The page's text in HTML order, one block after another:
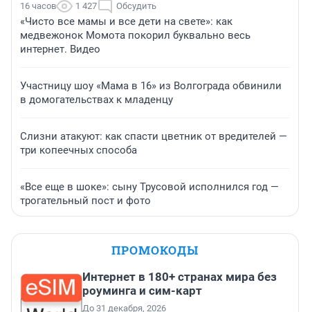
16 часов 1 427 Обсудить
«Чисто все мамы и все дети на свете»: как
медвежонок Момота покорил буквально весь
интернет. Видео
Участницу шоу «Мама в 16» из Волгограда обвинили
в домогательствах к младенцу
Слизни атакуют: как спасти цветник от вредителей —
три копеечных способа
«Все еще в шоке»: сыну Трусовой исполнился год —
трогательный пост и фото
ПРОМОКОДЫ
Интернет в 180+ странах мира без
роуминга и сим-карт
До 31 декабря, 2026